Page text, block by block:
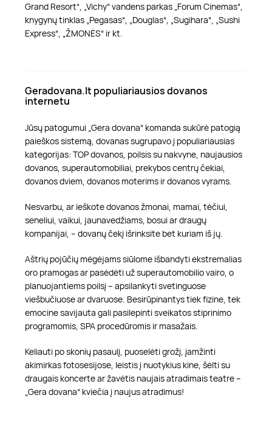
Grand Resort“, „Vichy“ vandens parkas „Forum Cinemas“,
knygynų tinklas „Pegasas“, „Douglas“, „Sugihara“, „Sushi
Express“, „ŽMONĖS“ ir kt.
Geradovana.lt populiariausios dovanos
internetu
Jūsų patogumui „Gera dovana“ komanda sukūrė patogią
paieškos sistemą, dovanas sugrupavo į populiariausias
kategorijas: TOP dovanos, poilsis su nakvyne, naujausios
dovanos, superautomobiliai, prekybos centrų čekiai,
dovanos dviem, dovanos moterims ir dovanos vyrams.
Nesvarbu, ar ieškote dovanos žmonai, mamai, tėčiui,
seneliui, vaikui, jaunavedžiams, bosui ar draugų
kompanijai, – dovanų čekį išrinksite bet kuriam iš jų.
Aštrių pojūčių mėgėjams siūlome išbandyti ekstremalias
oro pramogas ar pasėdėti už superautomobilio vairo, o
planuojantiems poilsį – apsilankyti svetinguose
viešbučiuose ar dvaruose. Besirūpinantys tiek fizine, tek
emocine savijauta gali pasilepinti sveikatos stiprinimo
programomis, SPA procedūromis ir masažais.
Keliauti po skonių pasaulį, puoselėti grožį, įamžinti
akimirkas fotosesijose, leistis į nuotykius kine, šėlti su
draugais koncerte ar žavėtis naujais atradimais teatre –
„Gera dovana“ kviečia į naujus atradimus!